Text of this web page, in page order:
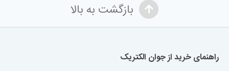
بازگشت به بالا
راهنمای خرید از جوان الکتریک